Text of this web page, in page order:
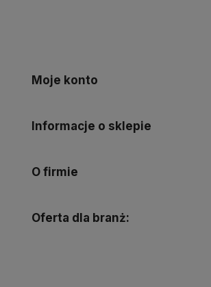
Moje konto
Informacje o sklepie
O firmie
Oferta dla branż: